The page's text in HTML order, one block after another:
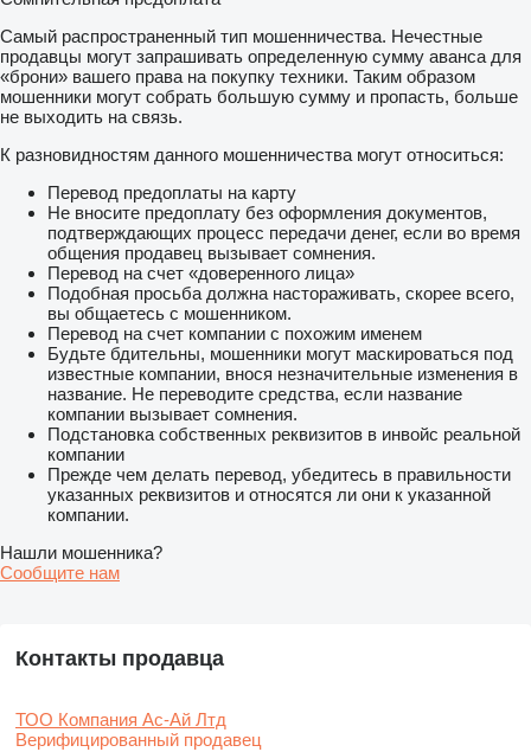
Самый распространенный тип мошенничества. Нечестные
продавцы могут запрашивать определенную сумму аванса для
«брони» вашего права на покупку техники. Таким образом
мошенники могут собрать большую сумму и пропасть, больше
не выходить на связь.
К разновидностям данного мошенничества могут относиться:
Перевод предоплаты на карту
Не вносите предоплату без оформления документов,
подтверждающих процесс передачи денег, если во время
общения продавец вызывает сомнения.
Перевод на счет «доверенного лица»
Подобная просьба должна настораживать, скорее всего,
вы общаетесь с мошенником.
Перевод на счет компании с похожим именем
Будьте бдительны, мошенники могут маскироваться под
известные компании, внося незначительные изменения в
название. Не переводите средства, если название
компании вызывает сомнения.
Подстановка собственных реквизитов в инвойс реальной
компании
Прежде чем делать перевод, убедитесь в правильности
указанных реквизитов и относятся ли они к указанной
компании.
Нашли мошенника?
Сообщите нам
Контакты продавца
ТОО Компания Ас-Ай Лтд
Верифицированный продавец